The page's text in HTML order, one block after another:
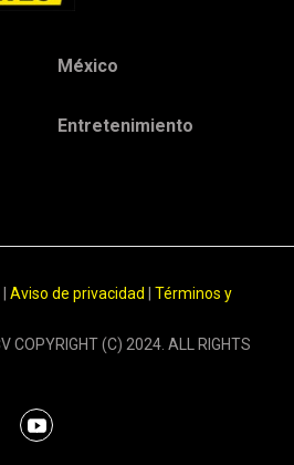
México
Entretenimiento
Aviso de privacidad
Términos y
COPYRIGHT (C) 2024. ALL RIGHTS
y